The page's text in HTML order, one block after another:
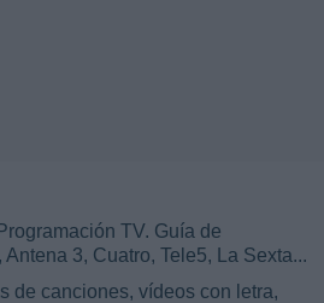
TV. Guía de
3, Cuatro, Tele5, La Sexta...
de canciones, vídeos con letra,